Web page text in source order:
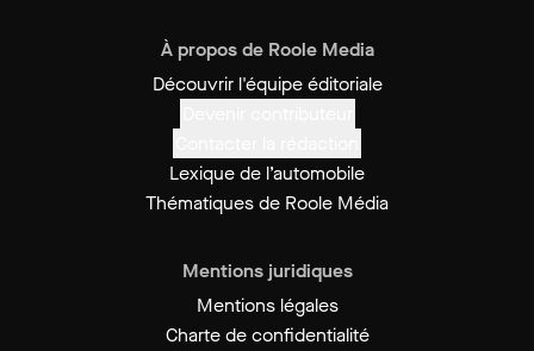
À propos de Roole Media
Découvrir l'équipe éditoriale
Lexique de l’automobile
Thématiques de Roole Média
Mentions juridiques
Mentions légales
Charte de confidentialité